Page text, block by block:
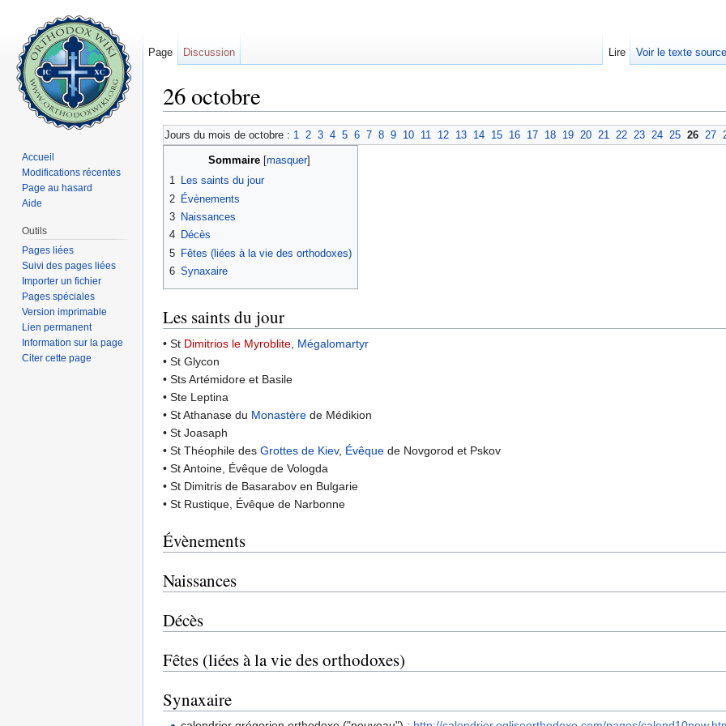
26 octobre
Jours du mois de octobre : 1 2 3 4 5 6 7 8 9 10 11 12 13 14 15 16 17 18 19 20 21 22 23 24 25 26 27
Sommaire[ masquer]
1 Les saints du jour
2 Évènements
3 Naissances
4 Décès
5 Fêtes (liées à la vie des orthodoxes)
6 Synaxaire
Les saints du jour
• St Dimitrios le Myroblite, Mégalomartyr
• St Glycon
• Sts Artémidore et Basile
• Ste Leptina
• St Athanase du Monastère de Médikion
• St Joasaph
• St Théophile des Grottes de Kiev, Évêque de Novgorod et Pskov
• St Antoine, Évêque de Vologda
• St Dimitris de Basarabov en Bulgarie
• St Rustique, Évêque de Narbonne
Évènements
Naissances
Décès
Fêtes (liées à la vie des orthodoxes)
Synaxaire
Page Discussion Lire Voir le texte source
Accueil
Modifications récentes
Page au hasard
Aide
Outils
Pages liées
Suivi des pages liées
Importer un fichier
Pages spéciales
Version imprimable
Lien permanent
Information sur la page
Citer cette page